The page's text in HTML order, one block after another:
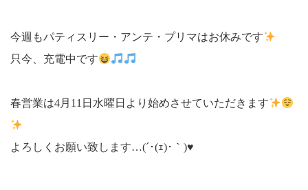
今週もパティスリー・アンテ・プリマはお休みです
只今、充電中です
春営業は4月11日水曜日より始めさせていただきます
よろしくお願い致します…(´･(ｪ)･｀)♥